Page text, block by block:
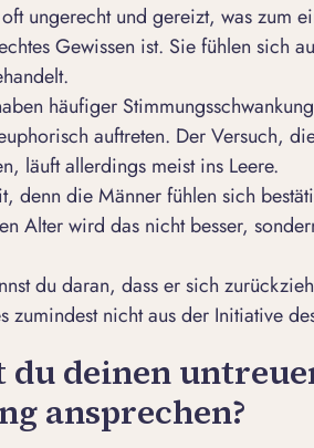
ungerecht und gereizt, was zum
Gewissen ist. Sie fühlen sich
häufiger
auftreten. Der Versuch,
läuft allerdings meist ins Leere.
denn die Männer fühlen sich
Alter wird das nicht besser,
du daran, dass er sich
zumindest nicht aus der Initiative
du deinen
ansprechen?